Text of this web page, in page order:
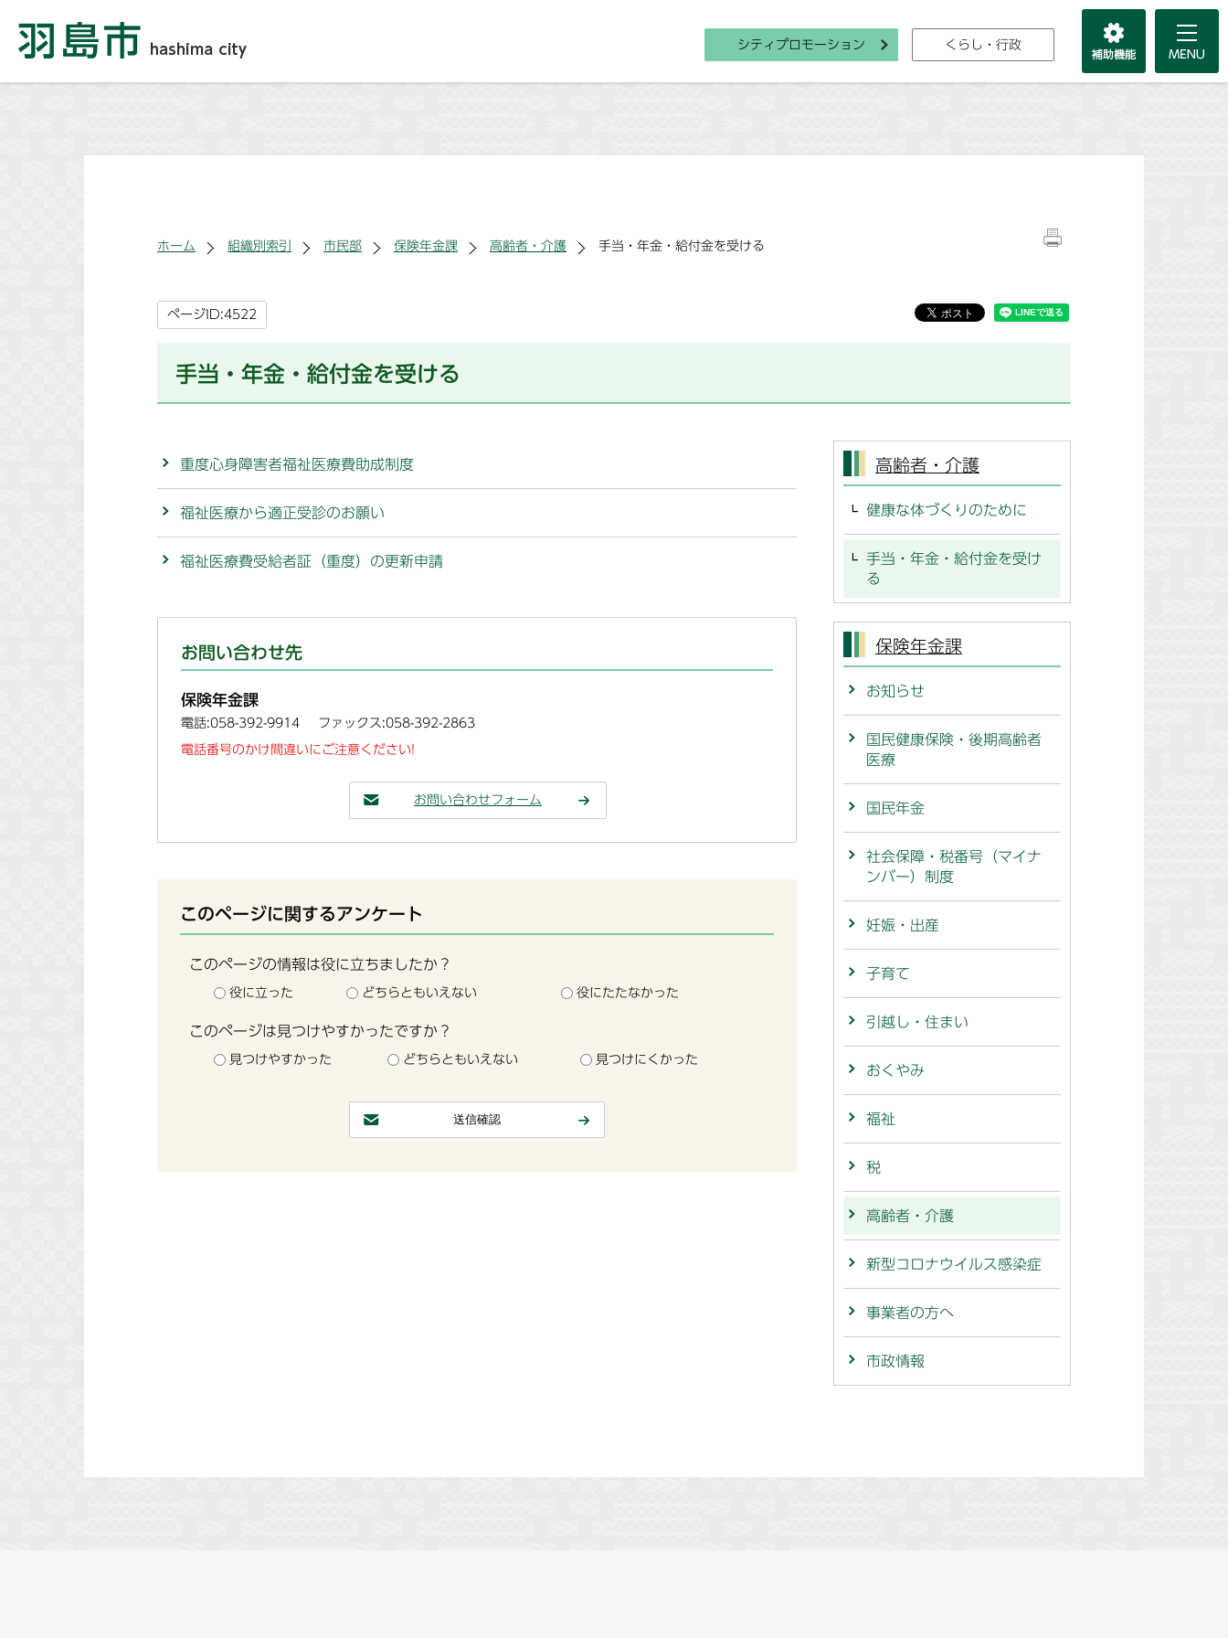
シティプロモーション くらし・行政
ホーム 組織別索引 市民部 保険年金課 高齢者・介護 手当・年金・給付金を受ける
ページID:4522
手当・年金・給付金を受ける
重度心身障害者福祉医療費助成制度
福祉医療から適正受診のお願い
福祉医療費受給者証（重度）の更新申請
お問い合わせ先
保険年金課
電話:058-392-9914 ファックス:058-392-2863
電話番号のかけ間違いにご注意ください!
お問い合わせフォーム
このページに関するアンケート
このページの情報は役に立ちましたか？
役に立った どちらともいえない 役にたたなかった
このページは見つけやすかったですか？
見つけやすかった どちらともいえない 見つけにくかった
高齢者・介護
健康な体づくりのために
手当・年金・給付金を受け
る
保険年金課
お知らせ
国民健康保険・後期高齢者
医療
国民年金
社会保障・税番号（マイナ
ンバー）制度
妊娠・出産
子育て
引越し・住まい
おくやみ
福祉
税
高齢者・介護
新型コロナウイルス感染症
事業者の方へ
市政情報